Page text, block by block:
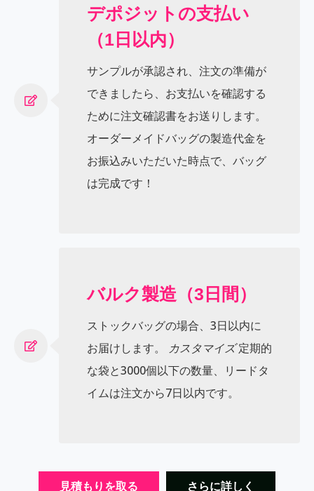
デポジットの支払い
（1日以内）
サンプルが承認され、注文の準備が
できましたら、お支払いを確認する
ために注文確認書をお送りします。
オーダーメイドバッグの製造代金を
お振込みいただいた時点で、バッグ
は完成です！
バルク製造（3日間）
ストックバッグの場合、3日以内に
お届けします。
カスタマイズ定期的
な袋と3000個以下の数量、リードタ
イムは注文から7日以内です。
見積もりを取る さらに詳しく